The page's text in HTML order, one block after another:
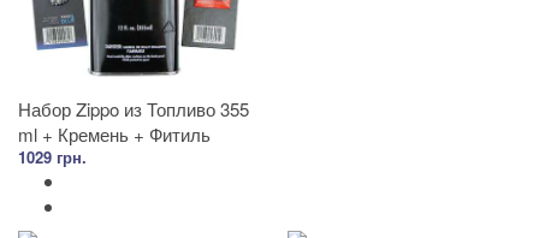
Набор Zippo из Топливо 355
ml + Кремень + Фитиль
1029 грн.